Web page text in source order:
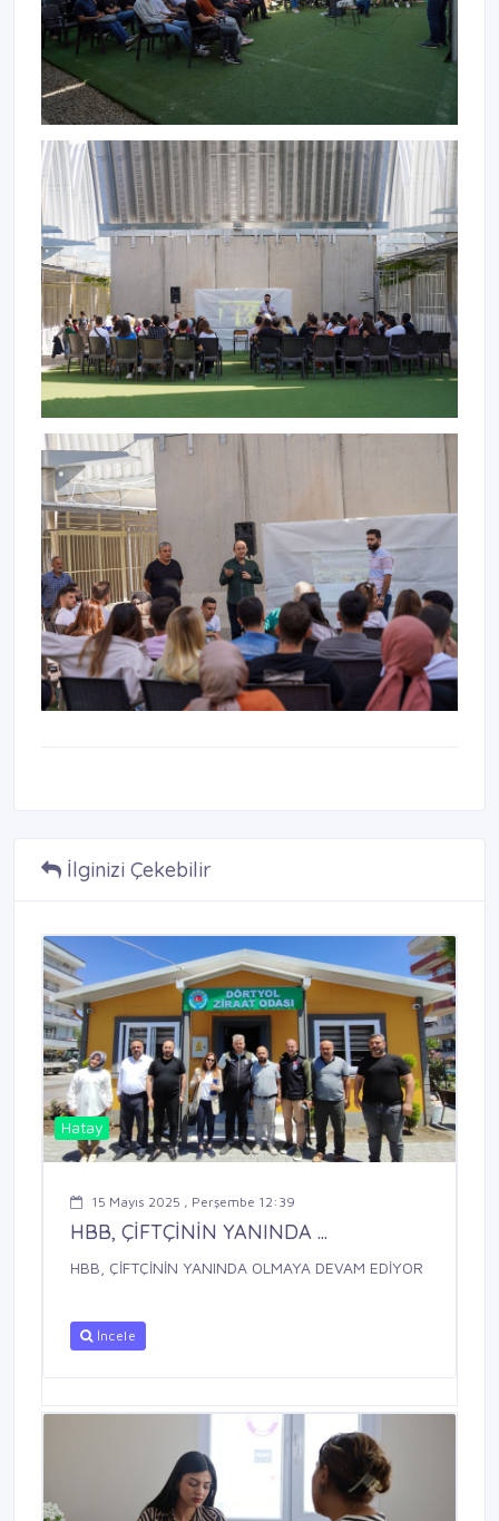
İlginizi Çekebilir
Hatay
15 Mayıs 2025 , Perşembe 12:39
HBB, ÇİFTÇİNİN YANINDA ...
HBB, ÇİFTÇİNİN YANINDA OLMAYA DEVAM EDİYOR
İncele